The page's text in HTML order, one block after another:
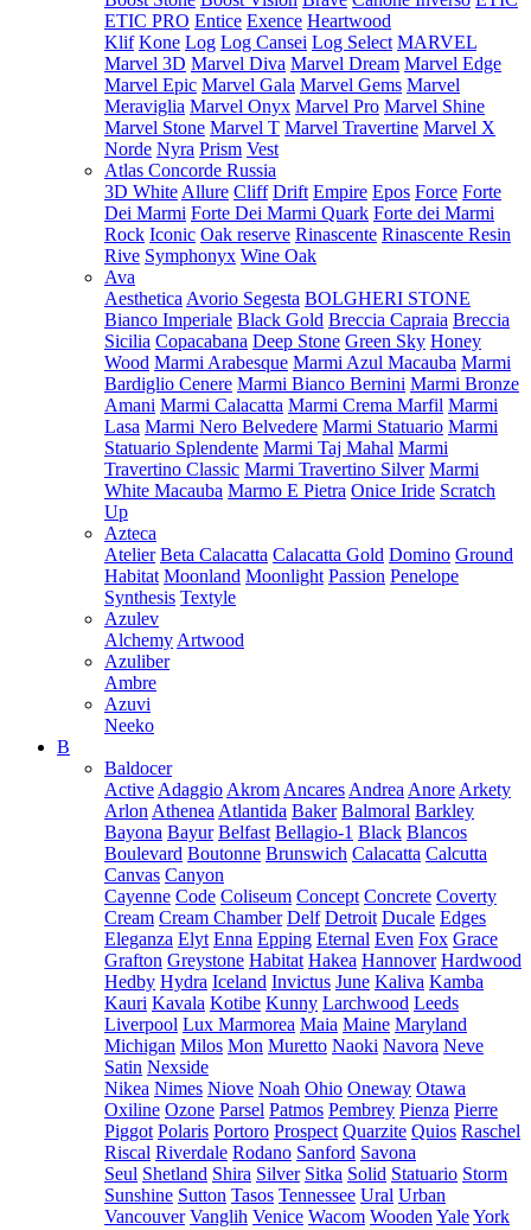
ETIC PRO Entice Exence Heartwood
Klif Kone Log Log Cansei Log Select MARVEL
Marvel 3D Marvel Diva Marvel Dream Marvel Edge
Marvel Epic Marvel Gala Marvel Gems Marvel
Meraviglia Marvel Onyx Marvel Pro Marvel Shine
Marvel Stone Marvel T Marvel Travertine Marvel X
Norde Nyra Prism Vest
Atlas Concorde Russia
3D White Allure Cliff Drift Empire Epos Force Forte
Dei Marmi Forte Dei Marmi Quark Forte dei Marmi
Rock Iconic Oak reserve Rinascente Rinascente Resin
Rive Symphonyx Wine Oak
Ava
Aesthetica Avorio Segesta BOLGHERI STONE
Bianco Imperiale Black Gold Breccia Capraia Breccia
Sicilia Copacabana Deep Stone Green Sky Honey
Wood Marmi Arabesque Marmi Azul Macauba Marmi
Bardiglio Cenere Marmi Bianco Bernini Marmi Bronze
Amani Marmi Calacatta Marmi Crema Marfil Marmi
Lasa Marmi Nero Belvedere Marmi Statuario Marmi
Statuario Splendente Marmi Taj Mahal Marmi
Travertino Classic Marmi Travertino Silver Marmi
White Macauba Marmo E Pietra Onice Iride Scratch
Up
Azteca
Atelier Beta Calacatta Calacatta Gold Domino Ground
Habitat Moonland Moonlight Passion Penelope
Synthesis Textyle
Azulev
Alchemy Artwood
Azuliber
Ambre
Azuvi
Neeko
B
Baldocer
Active Adaggio Akrom Ancares Andrea Anore Arkety
Arlon Athenea Atlantida Baker Balmoral Barkley
Bayona Bayur Belfast Bellagio-1 Black Blancos
Boulevard Boutonne Brunswich Calacatta Calcutta
Canvas Canyon
Cayenne Code Coliseum Concept Concrete Coverty
Cream Cream Chamber Delf Detroit Ducale Edges
Eleganza Elyt Enna Epping Eternal Even Fox Grace
Grafton Greystone Habitat Hakea Hannover Hardwood
Hedby Hydra Iceland Invictus June Kaliva Kamba
Kauri Kavala Kotibe Kunny Larchwood Leeds
Liverpool Lux Marmorea Maia Maine Maryland
Michigan Milos Mon Muretto Naoki Navora Neve
Satin Nexside
Nikea Nimes Niove Noah Ohio Oneway Otawa
Oxiline Ozone Parsel Patmos Pembrey Pienza Pierre
Piggot Polaris Portoro Prospect Quarzite Quios Raschel
Riscal Riverdale Rodano Sanford Savona
Seul Shetland Shira Silver Sitka Solid Statuario Storm
Sunshine Sutton Tasos Tennessee Ural Urban
Vancouver Vanglih Venice Wacom Wooden YaleYork